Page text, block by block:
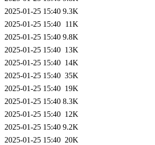
2025-01-25 15:40 9.3K
2025-01-25 15:40 11K
2025-01-25 15:40 9.8K
2025-01-25 15:40 13K
2025-01-25 15:40 14K
2025-01-25 15:40 35K
2025-01-25 15:40 19K
2025-01-25 15:40 8.3K
2025-01-25 15:40 12K
2025-01-25 15:40 9.2K
2025-01-25 15:40 20K